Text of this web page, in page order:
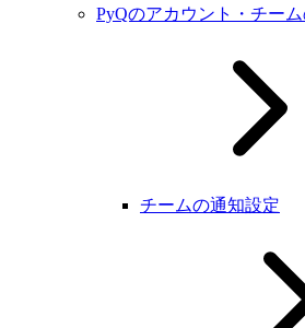
PyQのアカウント・チー
チームの通知設定